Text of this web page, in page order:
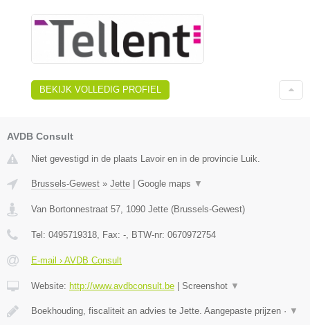
BEKIJK VOLLEDIG PROFIEL
AVDB Consult
Niet gevestigd in de plaats Lavoir en in de provincie Luik.
Brussels-Gewest » Jette Google maps ▼
Van Bortonnestraat 57, 1090 Jette (Brussels-Gewest)
Tel: 0495719318, Fax: -, BTW-nr: 0670972754
E-mail › AVDB Consult
Website: http://www.avdbconsult.be Screenshot ▼
Boekhouding, fiscaliteit an advies te Jette. Aangepaste prijzen · ▼